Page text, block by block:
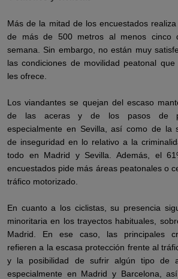
Más de la mitad de los encuestados
de más de 500 metros al menos cinco
semana. Sin embargo, no están muy
las condiciones de movilidad peatonal que
les ofrece.
Los viandantes se quejan del escaso
de las aceras y de los pasos de
especialmente en Sevilla, así como de la
de inseguridad en lo relativo a la
todo en Madrid y Sevilla. Además, el
encuestados pide más áreas peatonales o
tráfico motorizado.
En cuanto a los ciclistas, su presencia
minoritaria en los trayectos habituales,
Madrid. En ese caso, las principales
refieren a la escasa protección frente al
y la posibilidad de sufrir algún tipo de
especialmente en Madrid y Barcelona,